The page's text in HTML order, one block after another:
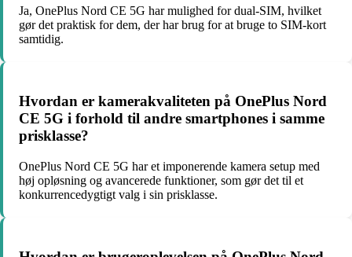
Ja, OnePlus Nord CE 5G har mulighed for dual-SIM, hvilket
gør det praktisk for dem, der har brug for at bruge to SIM-kort
samtidig.
Hvordan er kamerakvaliteten på OnePlus Nord
CE 5G i forhold til andre smartphones i samme
prisklasse?
OnePlus Nord CE 5G har et imponerende kamera setup med
høj opløsning og avancerede funktioner, som gør det til et
konkurrencedygtigt valg i sin prisklasse.